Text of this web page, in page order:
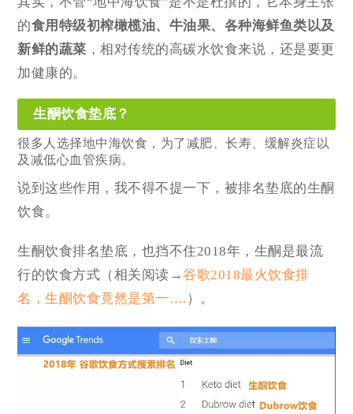
的食用特级初榨橄榄油、牛油果、各种海鲜鱼类以及
新鲜的蔬菜 ，相对传统的高碳水饮食来说，还是要更
加健康的。
生酮饮食垫底？
很多人选择地中海饮食，为了减肥、长寿、缓解炎症 以
及减低心血管疾病。
说到这些作用，我不得不提一下，被排名垫底的生酮
饮食。
生酮饮食排名垫底，也挡不住2018年，生酮是最流
行的饮食方式（相关阅读→谷歌2018最火饮食排
名，生酮饮食竟然是第一…. ）。